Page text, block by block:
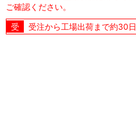
ご確認ください。
受注から工場出荷まで約30日